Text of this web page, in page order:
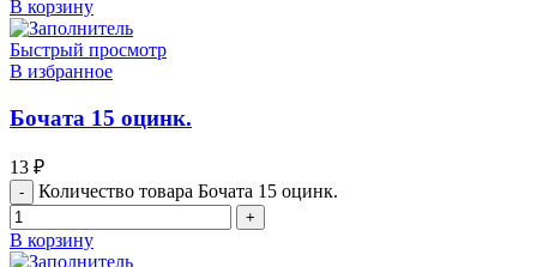
В корзину
Быстрый просмотр
В избранное
Бочата 15 оцинк.
13 ₽
Количество товара Бочата 15 оцинк.
В корзину